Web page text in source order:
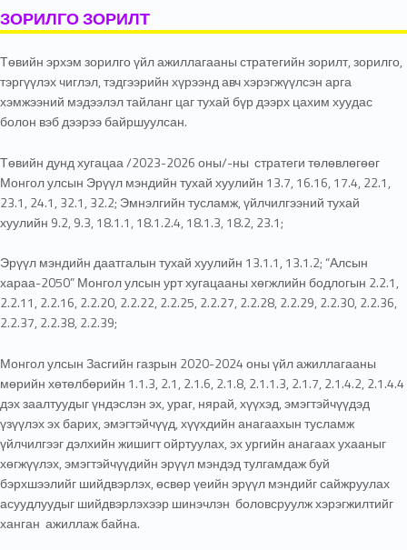
ЗОРИЛГО ЗОРИЛТ
Төвийн эрхэм зорилго үйл ажиллагааны стратегийн зорилт, зорилго,
тэргүүлэх чиглэл, тэдгээрийн хүрээнд авч хэрэгжүүлсэн арга
хэмжээний мэдээлэл тайланг цаг тухай бүр дээрх цахим хуудас
болон вэб дээрээ байршуулсан.
Төвийн дунд хугацаа /2023-2026 оны/-ны стратеги төлөвлөгөөг
Монгол улсын Эрүүл мэндийн тухай хуулийн 13.7, 16.16, 17.4, 22.1,
23.1, 24.1, 32.1, 32.2; Эмнэлгийн тусламж, үйлчилгээний тухай
хуулийн 9.2, 9.3, 18.1.1, 18.1.2.4, 18.1.3, 18.2, 23.1;
Эрүүл мэндийн даатгалын тухай хуулийн 13.1.1, 13.1.2; “Алсын
хараа-2050” Монгол улсын урт хугацааны хөгжлийн бодлогын 2.2.1,
2.2.11, 2.2.16, 2.2.20, 2.2.22, 2.2.25, 2.2.27, 2.2.28, 2.2.29, 2.2.30, 2.2.36,
2.2.37, 2.2.38, 2.2.39;
Монгол улсын Засгийн газрын 2020-2024 оны үйл ажиллагааны
мөрийн хөтөлбөрийн 1.1.3, 2.1, 2.1.6, 2.1.8, 2.1.1.3, 2.1.7, 2.1.4.2, 2.1.4.4
дэх заалтуудыг үндэслэн эх, ураг, нярай, хүүхэд, эмэгтэйчүүдэд
үзүүлэх эх барих, эмэгтэйчүүд, хүүхдийн анагаахын тусламж
үйлчилгээг дэлхийн жишигт ойртуулах, эх ургийн анагаах ухааныг
хөгжүүлэх, эмэгтэйчүүдийн эрүүл мэндэд тулгамдаж буй
бэрхшээлийг шийдвэрлэх, өсвөр үеийн эрүүл мэндийг сайжруулах
асуудлуудыг шийдвэрлэхээр шинэчлэн боловсруулж хэрэгжилтийг
ханган ажиллаж байна.